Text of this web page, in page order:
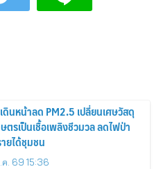
นหน้าลด PM2.5 เปลี่ยนเศษวัสดุ
ตรเป็นเชื้อเพลิงชีวมวล ลดไฟป่า
ยได้ชุมชน
ค. 69 15:36